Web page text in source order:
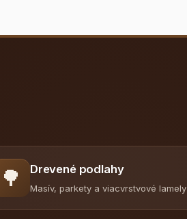
🌳 Drevené podlahy
Masív, parkety a viacvrstvové lamely